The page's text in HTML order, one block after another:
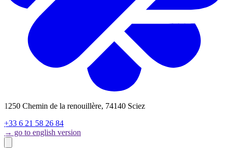
1250 Chemin de la renouillère, 74140 Sciez
+33 6 21 58 26 84
→ go to english version